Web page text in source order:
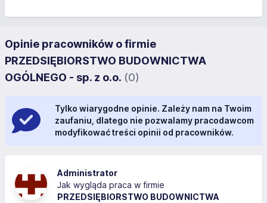
Opinie pracowników o firmie
PRZEDSIĘBIORSTWO BUDOWNICTWA
OGÓLNEGO - sp. z o.o. (0)
Tylko wiarygodne opinie. Zależy nam na Twoim
zaufaniu, dlatego nie pozwalamy pracodawcom
modyfikować treści opinii od pracowników.
Administrator
Jak wygląda praca w firmie
PRZEDSIĘBIORSTWO BUDOWNICTWA